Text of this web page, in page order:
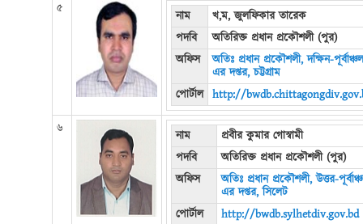
৫ নাম
খ,ম, জুলফিকার তারেক
পদবি
অতিরিক্ত প্রধান প্রকৌশলী (পুর)
অফিস
অতিঃ প্রধান প্রকৌশলী, দক্ষিন-পূর্বাঞ্চল
এর দপ্তর, চট্টগ্রাম
পোর্টাল http://
৬ নাম
প্রবীর কুমার গোস্বামী
পদবি
অতিরিক্ত প্রধান প্রকৌশলী (পুর)
অফিস
অতিঃ প্রধান প্রকৌশলী, উত্তর-
এর দপ্তর, সিলেট
পোর্টাল
http://bwdb.sylhetdiv.gov.bd